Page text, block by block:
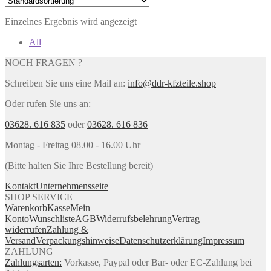
Einzelnes Ergebnis wird angezeigt
All
NOCH FRAGEN ?
Schreiben Sie uns eine Mail an: info@ddr-kfzteile.shop
Oder rufen Sie uns an:
03628. 616 835 oder03628. 616 836
Montag - Freitag 08.00 - 16.00 Uhr
(Bitte halten Sie Ihre Bestellung bereit)
KontaktUnternehmensseite
SHOP SERVICE
WarenkorbKasseMein
KontoWunschlisteAGBWiderrufsbelehrungVertrag
widerrufenZahlung &
VersandVerpackungshinweiseDatenschutzerklärungImpressum
ZAHLUNG
Zahlungsarten: Vorkasse, Paypal oder Bar- oder EC-Zahlung bei